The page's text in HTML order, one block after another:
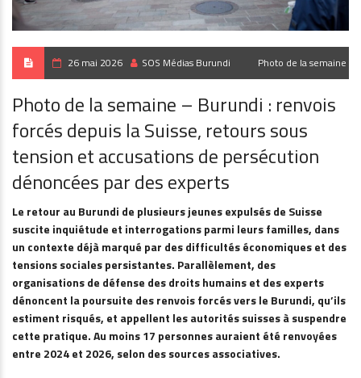
26 mai 2026 SOS Médias Burundi Photo de la semaine
Photo de la semaine – Burundi : renvois
forcés depuis la Suisse, retours sous
tension et accusations de persécution
dénoncées par des experts
Le retour au Burundi de plusieurs jeunes expulsés de Suisse
suscite inquiétude et interrogations parmi leurs familles, dans
un contexte déjà marqué par des difficultés économiques et des
tensions sociales persistantes. Parallèlement, des
organisations de défense des droits humains et des experts
dénoncent la poursuite des renvois forcés vers le Burundi, qu’ils
estiment risqués, et appellent les autorités suisses à suspendre
cette pratique. Au moins 17 personnes auraient été renvoyées
entre 2024 et 2026, selon des sources associatives.